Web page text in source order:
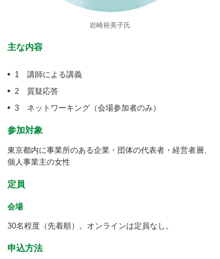
岩崎裕美子氏
主な内容
1 講師による講義
2 質疑応答
3 ネットワーキング（会場参加者のみ）
参加対象
東京都内に事業所のある企業・団体の代表者・経営者層、
個人事業主の女性
定員
会場
30名程度（先着順）。オンラインは定員なし。
申込方法